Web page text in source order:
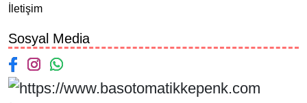
İletişim
Sosyal Media